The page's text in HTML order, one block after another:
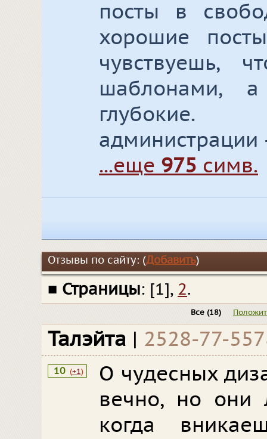
посты в
хорошие
чувствуешь,
шаблонами,
администрации
...еще 975 симв.
Отзывы по сайту: (Добавить)
■ Страницы: [1], 2.
Все (18)
Талэйта | 2528-77-
10 (+1)
О чудесных
вечно, но они
когда